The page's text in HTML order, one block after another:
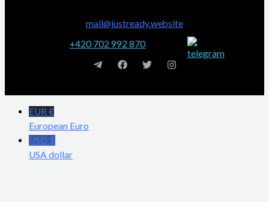
mail@justready.website
+420 702 992 870
EUR €
European Euro
USD $
USA dollar